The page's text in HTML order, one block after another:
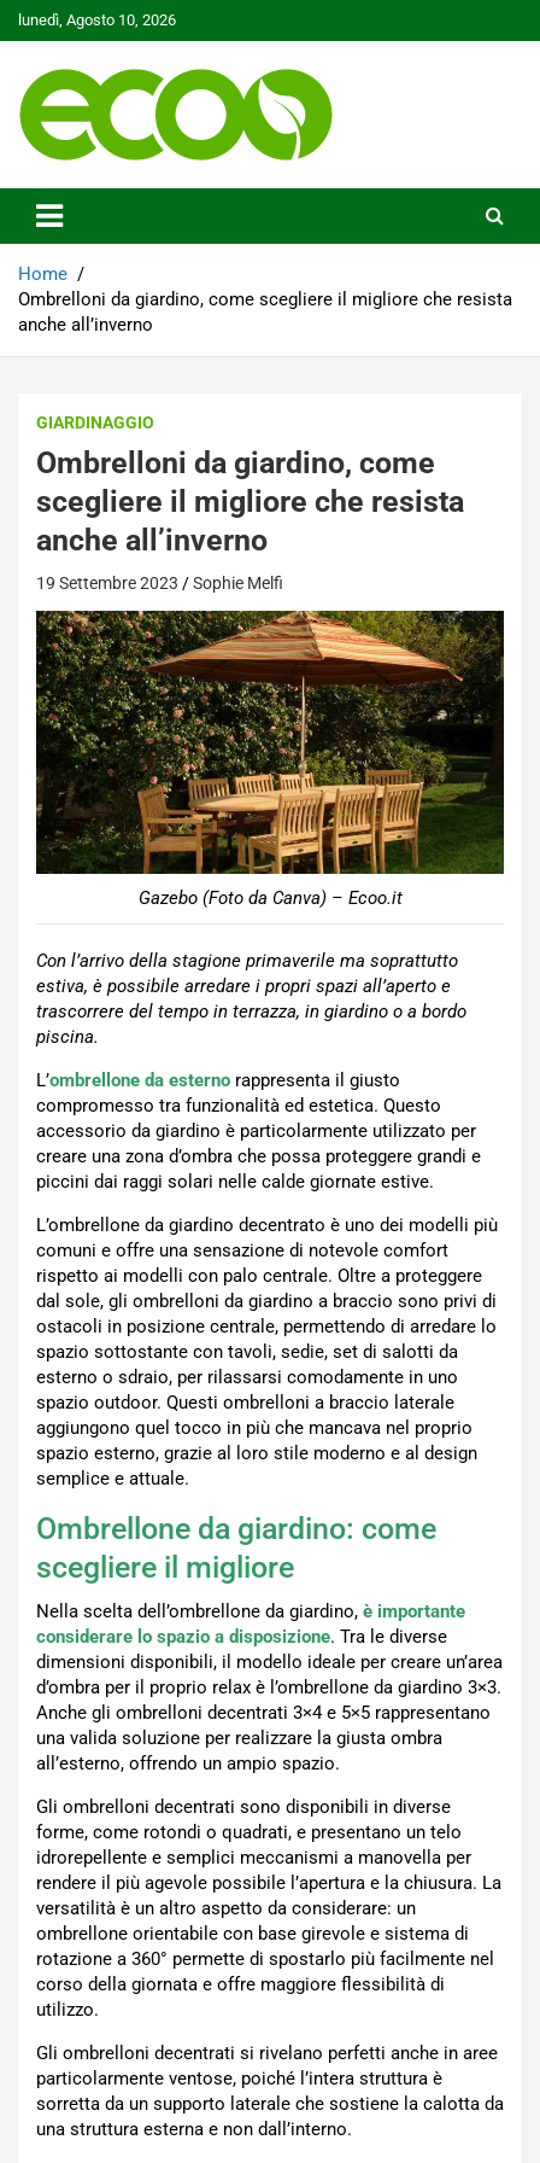
Skip
to
lunedì, Agosto 10, 2026
Ecoo.it
Home
Ombrelloni da giardino, come scegliere il migliore che resista
anche all’inverno
GIARDINAGGIO
Ombrelloni da giardino, come
scegliere il migliore che resista
anche all’inverno
19 Settembre 2023 Sophie Melfi
Gazebo (Foto da Canva) – Ecoo.it
Con l’arrivo della stagione primaverile ma soprattutto
estiva, è possibile arredare i propri spazi all’aperto e
trascorrere del tempo in terrazza, in giardino o a bordo
piscina.
L’ombrellone da esterno rappresenta il giusto
compromesso tra funzionalità ed estetica. Questo
accessorio da giardino è particolarmente utilizzato per
creare una zona d’ombra che possa proteggere grandi e
piccini dai raggi solari nelle calde giornate estive.
L’ombrellone da giardino decentrato è uno dei modelli più
comuni e offre una sensazione di notevole comfort
rispetto ai modelli con palo centrale. Oltre a proteggere
dal sole, gli ombrelloni da giardino a braccio sono privi di
ostacoli in posizione centrale, permettendo di arredare lo
spazio sottostante con tavoli, sedie, set di salotti da
esterno o sdraio, per rilassarsi comodamente in uno
spazio outdoor. Questi ombrelloni a braccio laterale
aggiungono quel tocco in più che mancava nel proprio
spazio esterno, grazie al loro stile moderno e al design
semplice e attuale.
Ombrellone da giardino: come
scegliere il migliore
Nella scelta dell’ombrellone da giardino, è importante
considerare lo spazio a disposizione. Tra le diverse
dimensioni disponibili, il modello ideale per creare un’area
d’ombra per il proprio relax è l’ombrellone da giardino 3×3.
Anche gli ombrelloni decentrati 3×4 e 5×5 rappresentano
una valida soluzione per realizzare la giusta ombra
all’esterno, offrendo un ampio spazio.
Gli ombrelloni decentrati sono disponibili in diverse
forme, come rotondi o quadrati, e presentano un telo
idrorepellente e semplici meccanismi a manovella per
rendere il più agevole possibile l’apertura e la chiusura. La
versatilità è un altro aspetto da considerare: un
ombrellone orientabile con base girevole e sistema di
rotazione a 360° permette di spostarlo più facilmente nel
corso della giornata e offre maggiore flessibilità di
utilizzo.
Gli ombrelloni decentrati si rivelano perfetti anche in aree
particolarmente ventose, poiché l’intera struttura è
sorretta da un supporto laterale che sostiene la calotta da
una struttura esterna e non dall’interno.